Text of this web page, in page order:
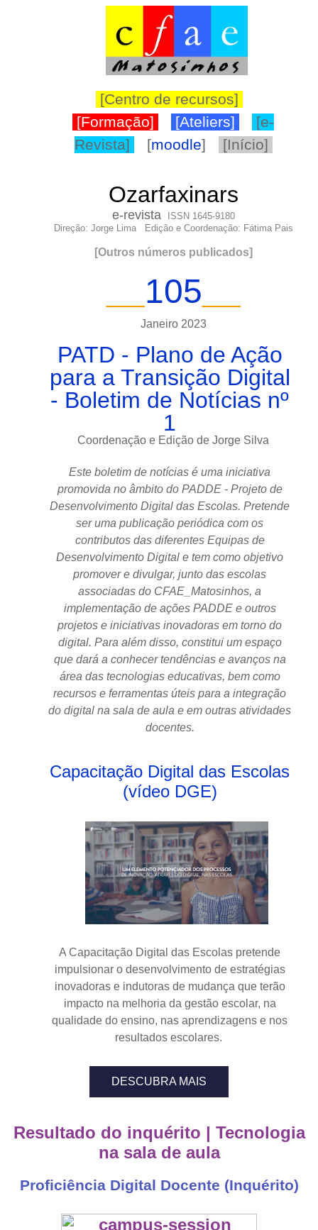
[Centro de recursos]
[Formação]
[Ateliers]
[e-
Revista]
[moodle] [Início]
Ozarfaxinars
e-revista
ISSN 1645-9180
Direção: Jorge Lima Edição e Coordenação: Fátima Pais
[Outros números publicados]
105
Janeiro2023
PATD - Plano de Ação
para a Transição Digital
- Boletim de Notícias nº
1
Coordenação e Edição de Jorge Silva
Este boletim de notícias é uma iniciativa
promovida no âmbito do PADDE - Projeto de
Desenvolvimento Digital das Escolas. Pretende
ser uma publicação periódica com os
contributos das diferentes Equipas de
Desenvolvimento Digital e tem como objetivo
promover e divulgar, junto das escolas
associadas do CFAE_Matosinhos, a
implementação de ações PADDE e outros
projetos e iniciativas inovadoras em torno do
digital. Para além disso, constitui um espaço
que dará a conhecer tendências e avanços na
área das tecnologias educativas, bem como
recursos e ferramentas úteis para a integração
do digital na sala de aula e em outras atividades
docentes.
Capacitação Digital das Escolas
(vídeo DGE)
A Capacitação Digital das Escolas pretende
impulsionar o desenvolvimento de estratégias
inovadoras e indutoras de mudança que terão
impacto na melhoria da gestão escolar, na
qualidade do ensino, nas aprendizagens e nos
resultados escolares.
DESCUBRA MAIS
Resultado do inquérito | Tecnologia
na sala de aula
Proficiência Digital Docente (Inquérito)